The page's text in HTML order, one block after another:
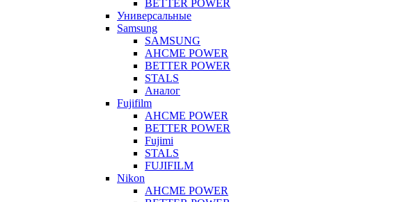
BETTER POWER
Универсальные
Samsung
SAMSUNG
AHCME POWER
BETTER POWER
STALS
Аналог
Fujifilm
AHCME POWER
BETTER POWER
Fujimi
STALS
FUJIFILM
Nikon
AHCME POWER